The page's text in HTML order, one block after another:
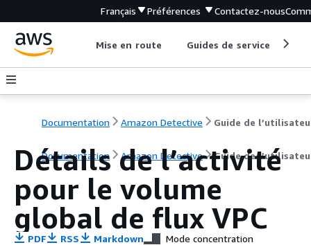
Français Préférences Contactez-nous
Mise en route Guides de service
Documentation Amazon Detective Guide de
Documentation Amazon Detective Guide de
Détails de l’activité
pour le volume
global de flux VPC
PDF RSS Markdown Mode concentration